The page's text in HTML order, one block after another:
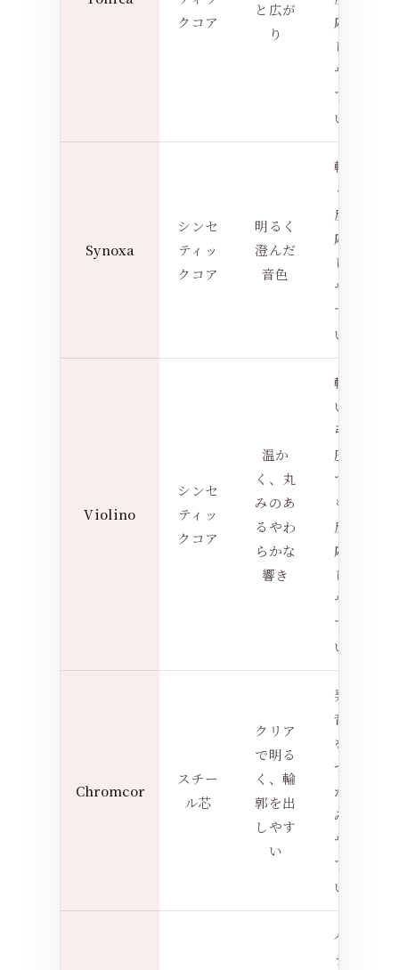
クコア
と広が
り
応
し
や
す
い
Synoxa
シンセ
ティッ
クコア
明るく
澄んだ
音色
軽
く
反
応
し
や
す
い
Violino
シンセ
ティッ
クコア
温か
く、丸
みのあ
るやわ
らかな
響き
軽
い
弓
圧
で
も
反
応
し
や
す
い
Chromcor
スチー
ル芯
クリア
で明る
く、輪
郭を出
しやす
い
発
音
を
つ
か
み
や
す
い
バ
ラ